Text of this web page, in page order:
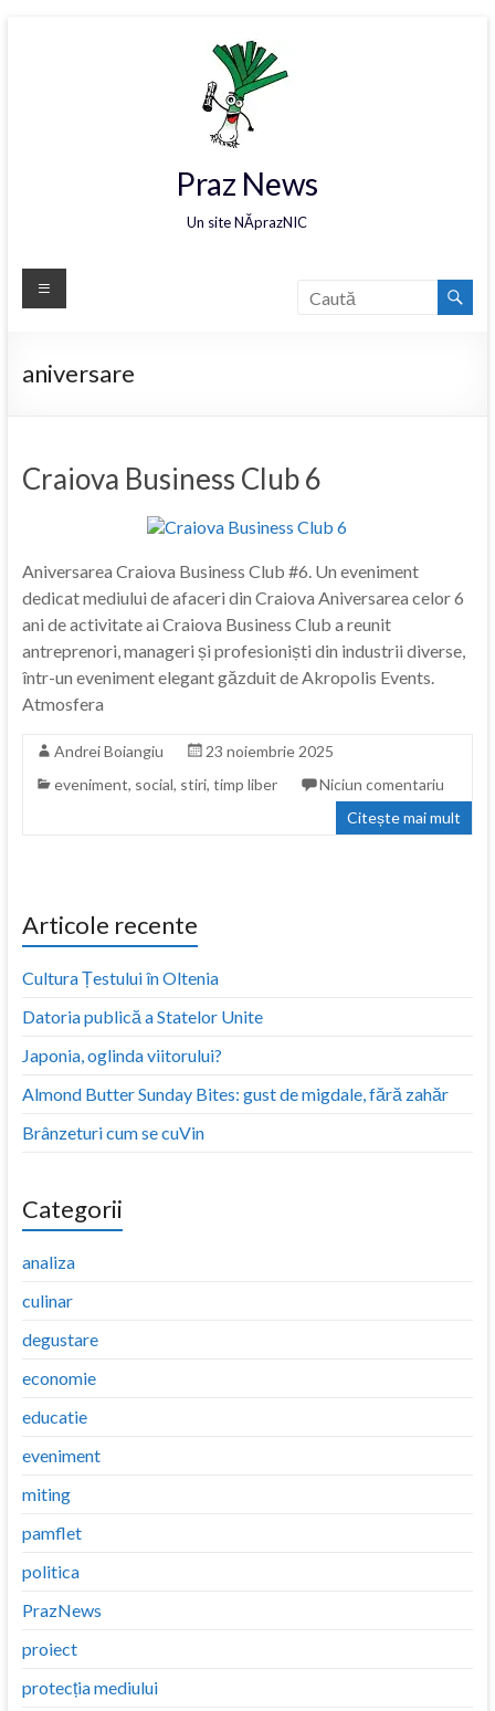
Praz News
Un site NĂprazNIC
aniversare
Craiova Business Club 6
Aniversarea Craiova Business Club #6. Un eveniment
dedicat mediului de afaceri din Craiova Aniversarea celor 6
ani de activitate ai Craiova Business Club a reunit
antreprenori, manageri și profesioniști din industrii diverse,
într-un eveniment elegant găzduit de Akropolis Events.
Atmosfera
Andrei Boiangiu
23 noiembrie 2025
eveniment, social, stiri, timp liber
Niciun comentariu
Citește mai mult
Articole recente
Cultura Țestului în Oltenia
Datoria publică a Statelor Unite
Japonia, oglinda viitorului?
Almond Butter Sunday Bites: gust de migdale, fără zahăr
Brânzeturi cum se cuVin
Categorii
analiza
culinar
degustare
economie
educatie
eveniment
miting
pamflet
politica
PrazNews
proiect
protecția mediului